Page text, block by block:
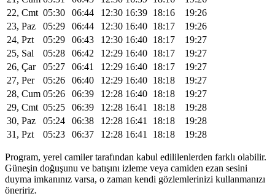
22, Cmt 05:30 06:44 12:30 16:39 18:16
19:26
23, Paz
05:29 06:44 12:30 16:40 18:17
19:26
24, Pzt
05:29 06:43 12:30 16:40 18:17
19:27
25, Sal
05:28 06:42 12:29 16:40 18:17
19:27
26, Çar
05:27 06:41 12:29 16:40 18:17
19:27
27, Per
05:26 06:40 12:29 16:40 18:18
19:27
28, Cum 05:26 06:39 12:28 16:40 18:18
19:27
29, Cmt 05:25 06:39 12:28 16:41 18:18
19:28
30, Paz
05:24 06:38 12:28 16:41 18:18
19:28
31, Pzt
05:23 06:37 12:28 16:41 18:18 19:28
Program, yerel camiler tarafından kabul edililenlerden farklı olabilir.
Güneşin doğuşunu ve batışını izleme veya camiden ezan sesini
duyma imkanınız varsa, o zaman kendi gözlemlerinizi kullanmanızı
öneririz.